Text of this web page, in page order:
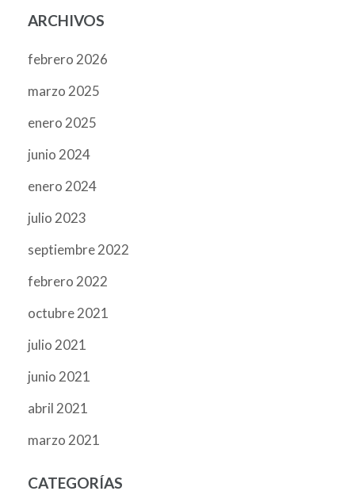
ARCHIVOS
febrero 2026
marzo 2025
enero 2025
junio 2024
enero 2024
julio 2023
septiembre 2022
febrero 2022
octubre 2021
julio 2021
junio 2021
abril 2021
marzo 2021
CATEGORÍAS